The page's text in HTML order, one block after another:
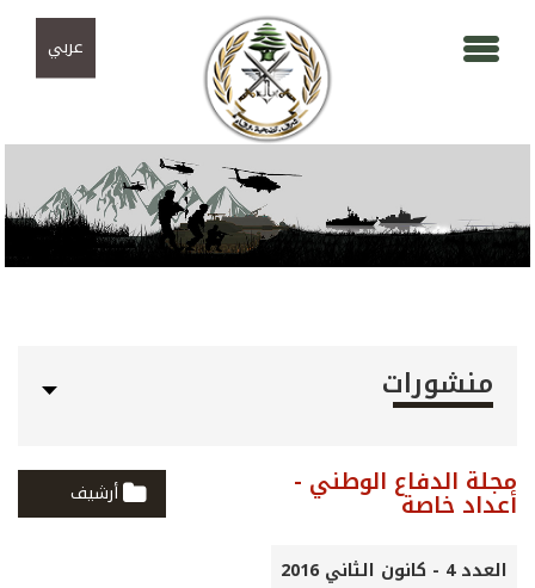
عربي
منشورات
مجلة الدفاع الوطني -
أعداد خاصة أرشيف
العدد 4 - كانون الثاني 2016